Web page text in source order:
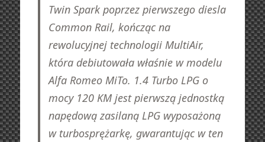
Twin Spark poprzez pierwszego diesla
Common Rail, kończąc na
rewolucyjnej technologii MultiAir,
która debiutowała właśnie w modelu
Alfa Romeo MiTo. 1.4 Turbo LPG o
mocy 120 KM jest pierwszą jednostką
napędową zasilaną LPG wyposażoną
w turbosprężarkę, gwarantując w ten